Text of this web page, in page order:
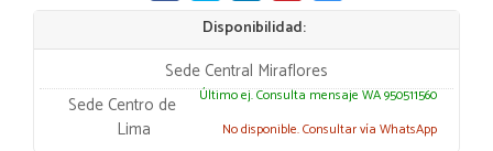
Disponibilidad:
Sede Central Miraflores
Último ej. Consulta mensaje WA 950511560
Sede Centro de
Lima
No disponible. Consultar vía WhatsApp